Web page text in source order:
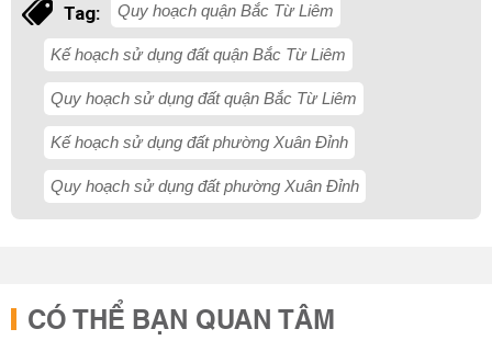
Tag: Quy hoạch quận Bắc Từ Liêm
Kế hoạch sử dụng đất quận Bắc Từ Liêm
Quy hoạch sử dụng đất quận Bắc Từ Liêm
Kế hoạch sử dụng đất phường Xuân Đỉnh
Quy hoạch sử dụng đất phường Xuân Đỉnh
CÓ THỂ BẠN QUAN TÂM